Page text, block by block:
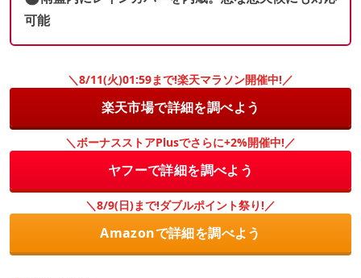
可能
＼8/11(火)01:59まで!楽天マラソン開催中!／
楽天市場で詳細を調べよう
＼ボーナスストアPlusでさらに+2%開催中!／
ヤフーで詳細を調べよう
＼8/9(日)まで!ダブルポイント祭り!／
Amazonで詳細を調べよう